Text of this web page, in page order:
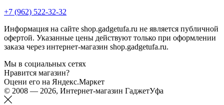
+7 (962) 522-32-32
Информация на сайте shop.gadgetufa.ru не является публичной
офертой. Указанные цены действуют только при оформлении
заказа через интернет-магазин shop.gadgetufa.ru.
Мы в социальных сетях
Нравится магазин?
Оцени его на Яндекс.Маркет
© 2008 — 2026, Интернет-магазин ГаджетУфа